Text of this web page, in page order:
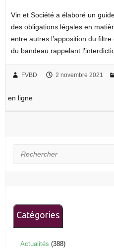
Vin et Société a élaboré un
des obligations légales en
entre autres l’apposition du
du bandeau rappelant
FVBD 2 novembre 2021
en ligne
Rechercher
Catégories
Actualités (388)